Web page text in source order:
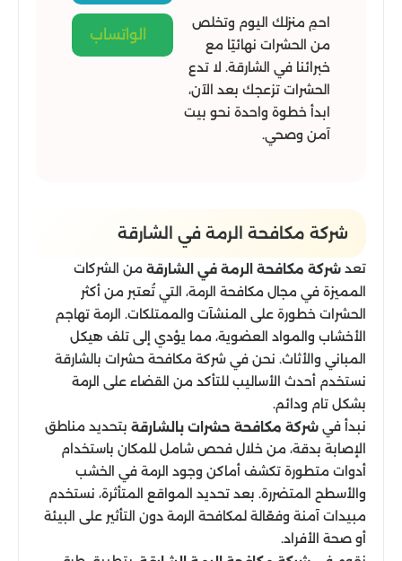
احمِ منزلك اليوم وتخلص
من الحشرات نهائيًا مع
خبرائنا في الشارقة. لا تدع
الحشرات تزعجك بعد الآن،
ابدأ خطوة واحدة نحو بيت
آمن وصحي.
الواتساب
شركة مكافحة الرمة في الشارقة
تعد شركة مكافحة الرمة في الشارقة من الشركات
المميزة في مجال مكافحة الرمة، التي تُعتبر من أكثر
الحشرات خطورة على المنشآت والممتلكات. الرمة تهاجم
الأخشاب والمواد العضوية، مما يؤدي إلى تلف هيكل
المباني والأثاث. نحن في شركة مكافحة حشرات بالشارقة
نستخدم أحدث الأساليب للتأكد من القضاء على الرمة
بشكل تام ودائم.
نبدأ في شركة مكافحة حشرات بالشارقة بتحديد مناطق
الإصابة بدقة، من خلال فحص شامل للمكان باستخدام
أدوات متطورة تكشف أماكن وجود الرمة في الخشب
والأسطح المتضررة. بعد تحديد المواقع المتأثرة، نستخدم
مبيدات آمنة وفعّالة لمكافحة الرمة دون التأثير على البيئة
أو صحة الأفراد.